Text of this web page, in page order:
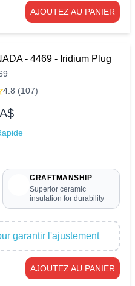
AJOUTEZ AU PANIER
- 4469 - Iridium Plug
4.8 (107)
CRAFTMANSHIP
Superior ceramic
insulation for durability
garantir l'ajustement
AJOUTEZ AU PANIER